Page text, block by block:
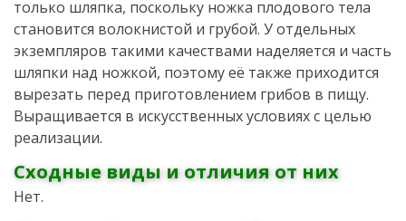
только шляпка, поскольку ножка плодового тела
становится волокнистой и грубой. У отдельных
экземпляров такими качествами наделяется и часть
шляпки над ножкой, поэтому её также приходится
вырезать перед приготовлением грибов в пищу.
Выращивается в искусственных условиях с целью
реализации.
Сходные виды и отличия от них
Нет.